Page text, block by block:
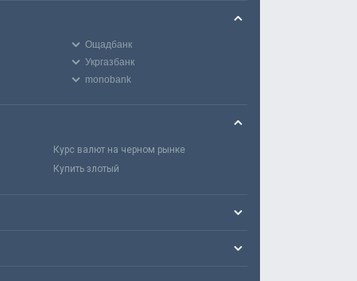
Ощадбанк
Укргазбанк
monobank
Курс валют на черном рынке
Купить злотый